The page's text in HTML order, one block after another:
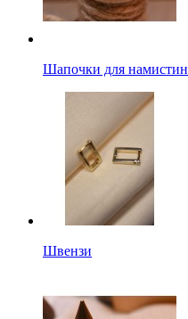
Шапочки для намистин
Швензи